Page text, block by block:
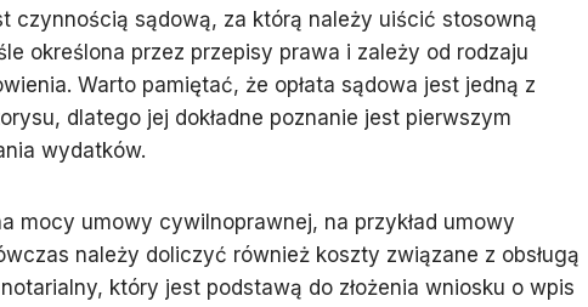
czynnością sądową, za którą należy uiścić stosowną
określona przez przepisy prawa i zależy od rodzaju
Warto pamiętać, że opłata sądowa jest jedną z
dlatego jej dokładne poznanie jest pierwszym
wydatków.
mocy umowy cywilnoprawnej, na przykład umowy
należy doliczyć również koszty związane z obsługą
który jest podstawą do złożenia wniosku o wpis